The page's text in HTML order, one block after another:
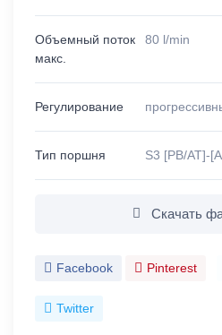
Объемный поток
макс.
80 l/min
Регулирование
Тип поршня S3 [PB/AT]-
Скачать
Facebook Pinterest
Twitter